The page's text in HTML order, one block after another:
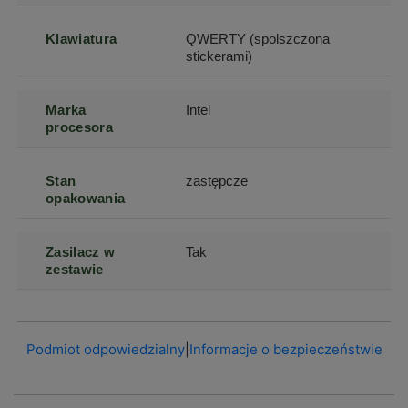
Klawiatura
QWERTY (spolszczona
stickerami)
Marka
procesora
Intel
Stan
opakowania
zastępcze
Zasilacz w
zestawie
Tak
Podmiot odpowiedzialny| Informacje o bezpieczeństwie